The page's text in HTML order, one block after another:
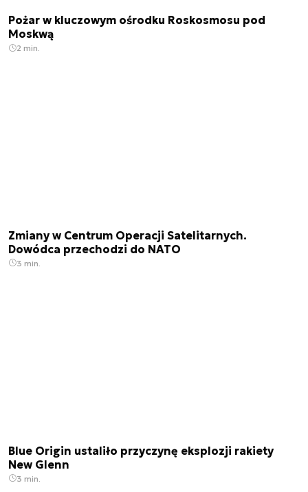
Pożar w kluczowym ośrodku Roskosmosu pod
Moskwą
2 min.
Zmiany w Centrum Operacji Satelitarnych.
Dowódca przechodzi do NATO
3 min.
Blue Origin ustaliło przyczynę eksplozji rakiety
New Glenn
3 min.